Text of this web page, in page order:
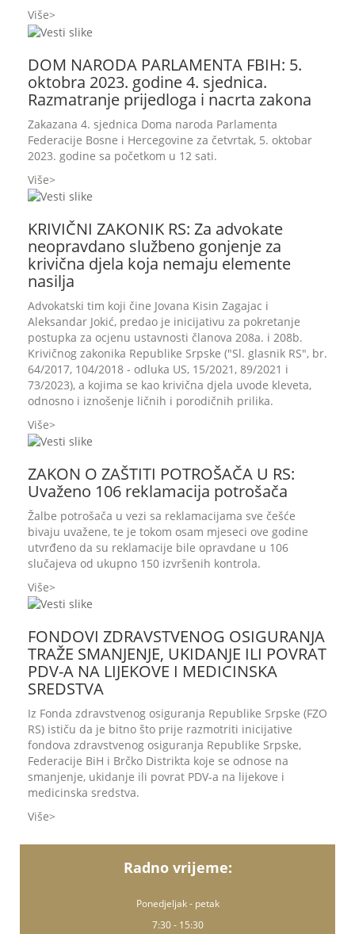
Više
DOM NARODA PARLAMENTA FBIH: 5.
oktobra 2023. godine 4. sjednica.
Razmatranje prijedloga i nacrta zakona
Zakazana 4. sjednica Doma naroda Parlamenta
Federacije Bosne i Hercegovine za četvrtak, 5. oktobar
2023. godine sa početkom u 12 sati.
Više
KRIVIČNI ZAKONIK RS: Za advokate
neopravdano službeno gonjenje za
krivična djela koja nemaju elemente
nasilja
Advokatski tim koji čine Jovana Kisin Zagajac i
Aleksandar Jokić, predao je inicijativu za pokretanje
postupka za ocjenu ustavnosti članova 208a. i 208b.
Krivičnog zakonika Republike Srpske ("Sl. glasnik RS", br.
64/2017, 104/2018 - odluka US, 15/2021, 89/2021 i
73/2023), a kojima se kao krivična djela uvode kleveta,
odnosno i iznošenje ličnih i porodičnih prilika.
Više
ZAKON O ZAŠTITI POTROŠAČA U RS:
Uvaženo 106 reklamacija potrošača
Žalbe potrošača u vezi sa reklamacijama sve češće
bivaju uvažene, te je tokom osam mjeseci ove godine
utvrđeno da su reklamacije bile opravdane u 106
slučajeva od ukupno 150 izvršenih kontrola.
Više
FONDOVI ZDRAVSTVENOG OSIGURANJA
TRAŽE SMANJENJE, UKIDANJE ILI POVRAT
PDV-A NA LIJEKOVE I MEDICINSKA
SREDSTVA
Iz Fonda zdravstvenog osiguranja Republike Srpske (FZO
RS) ističu da je bitno što prije razmotriti inicijative
fondova zdravstvenog osiguranja Republike Srpske,
Federacije BiH i Brčko Distrikta koje se odnose na
smanjenje, ukidanje ili povrat PDV-a na lijekove i
medicinska sredstva.
Više
Radno vrijeme:
Ponedjeljak - petak
7:30 - 15:30